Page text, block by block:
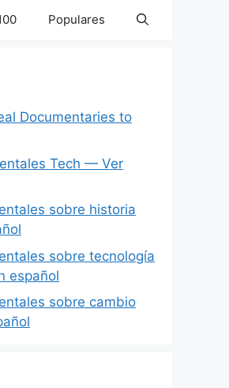
Populares
Documentaries to
Tech — Ver
sobre historia
sobre tecnología
español
sobre cambio